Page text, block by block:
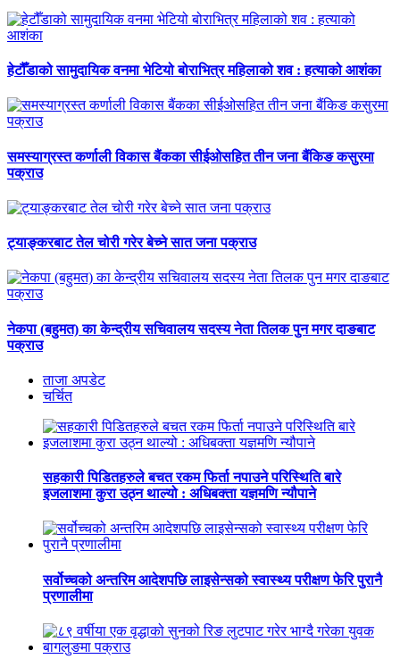
हेटौँडाको सामुदायिक वनमा भेटियो बोराभित्र महिलाको शव : हत्याको आशंका
समस्याग्रस्त कर्णाली विकास बैंकका सीईओसहित तीन जना बैंकिङ कसुरमा
पक्राउ
ट्याङ्करबाट तेल चोरी गरेर बेच्ने सात जना पक्राउ
नेकपा (बहुमत) का केन्द्रीय सचिवालय सदस्य नेता तिलक पुन मगर दाङबाट
पक्राउ
ताजा अपडेट
चर्चित
सहकारी पिडितहरुले बचत रकम फिर्ता नपाउने परिस्थिति बारे
इजलाशमा कुरा उठ्न थाल्यो : अधिबक्ता यज्ञमणि न्यौपाने
सर्वोच्चको अन्तरिम आदेशपछि लाइसेन्सको स्वास्थ्य परीक्षण फेरि पुरानै
प्रणालीमा